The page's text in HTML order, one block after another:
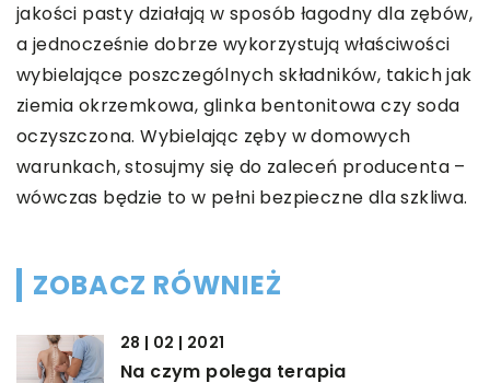
jakości pasty działają w sposób łagodny dla zębów,
a jednocześnie dobrze wykorzystują właściwości
wybielające poszczególnych składników, takich jak
ziemia okrzemkowa, glinka bentonitowa czy soda
oczyszczona. Wybielając zęby w domowych
warunkach, stosujmy się do zaleceń producenta –
wówczas będzie to w pełni bezpieczne dla szkliwa.
ZOBACZ RÓWNIEŻ
28 | 02 | 2021
Na czym polega terapia